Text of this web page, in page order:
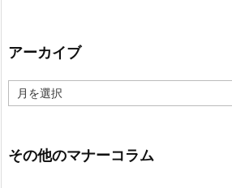
アーカイブ
ー
ブ
その他のマナーコラム